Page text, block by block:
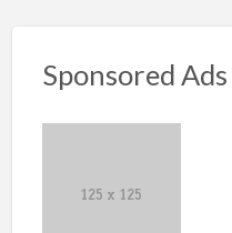
Sponsored Ads